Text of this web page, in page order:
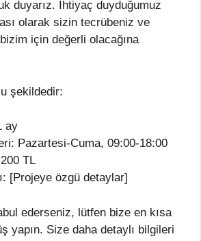
duyarız. İhtiyaç duyduğumuz
olarak sizin tecrübeniz ve
için değerli olacağına
şekildedir:
ay
Pazartesi-Cuma, 09:00-18:00
TL
[Projeye özgü detaylar]
ederseniz, lütfen bize en kısa
yapın. Size daha detaylı bilgileri